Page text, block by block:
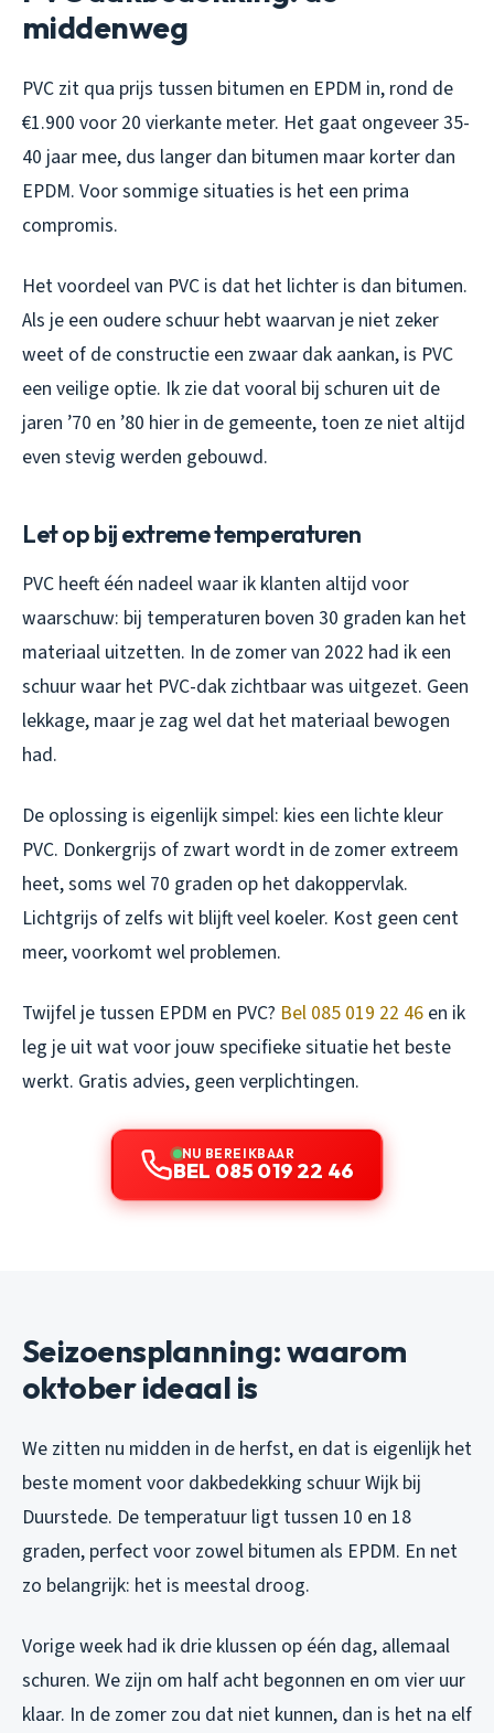
middenweg
PVC zit qua prijs tussen bitumen en EPDM in, rond de
€1.900 voor 20 vierkante meter. Het gaat ongeveer 35-
40 jaar mee, dus langer dan bitumen maar korter dan
EPDM. Voor sommige situaties is het een prima
compromis.
Het voordeel van PVC is dat het lichter is dan bitumen.
Als je een oudere schuur hebt waarvan je niet zeker
weet of de constructie een zwaar dak aankan, is PVC
een veilige optie. Ik zie dat vooral bij schuren uit de
jaren ’70 en ’80 hier in de gemeente, toen ze niet altijd
even stevig werden gebouwd.
Let op bij extreme temperaturen
PVC heeft één nadeel waar ik klanten altijd voor
waarschuw: bij temperaturen boven 30 graden kan het
materiaal uitzetten. In de zomer van 2022 had ik een
schuur waar het PVC-dak zichtbaar was uitgezet. Geen
lekkage, maar je zag wel dat het materiaal bewogen
had.
De oplossing is eigenlijk simpel: kies een lichte kleur
PVC. Donkergrijs of zwart wordt in de zomer extreem
heet, soms wel 70 graden op het dakoppervlak.
Lichtgrijs of zelfs wit blijft veel koeler. Kost geen cent
meer, voorkomt wel problemen.
Twijfel je tussen EPDM en PVC? Bel 085 019 22 46 en ik
leg je uit wat voor jouw specifieke situatie het beste
werkt. Gratis advies, geen verplichtingen.
NU BEREIKBAAR
BEL 085 019 22 46
Seizoensplanning: waarom
oktober ideaal is
We zitten nu midden in de herfst, en dat is eigenlijk het
beste moment voor dakbedekking schuur Wijk bij
Duurstede. De temperatuur ligt tussen 10 en 18
graden, perfect voor zowel bitumen als EPDM. En net
zo belangrijk: het is meestal droog.
Vorige week had ik drie klussen op één dag, allemaal
schuren. We zijn om half acht begonnen en om vier uur
klaar. In de zomer zou dat niet kunnen, dan is het na elf